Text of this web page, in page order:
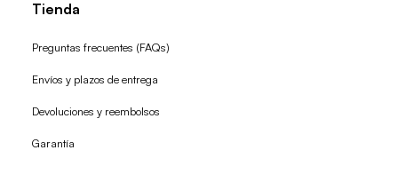
Tienda
Preguntas frecuentes (FAQs)
Envíos y plazos de entrega
Devoluciones y reembolsos
Garantía